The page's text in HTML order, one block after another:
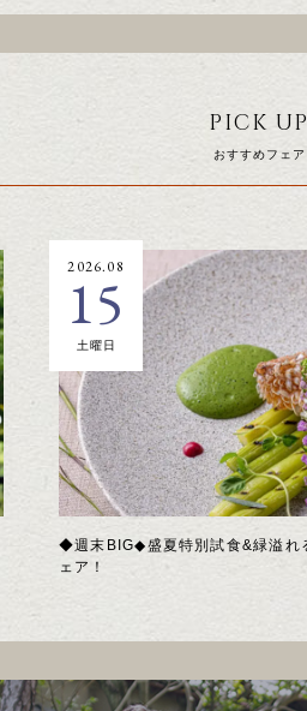
PICK UP
おすすめフェア
◆週末BIG◆盛夏特別試食&緑溢れ
ェア！
2026.08
15
土曜日